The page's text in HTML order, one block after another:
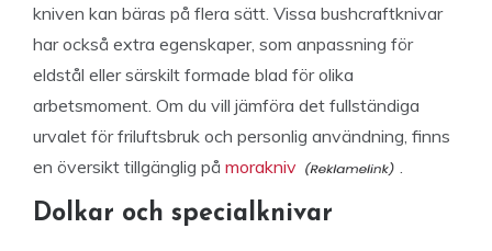
kniven kan bäras på flera sätt. Vissa bushcraftknivar
har också extra egenskaper, som anpassning för
eldstål eller särskilt formade blad för olika
arbetsmoment. Om du vill jämföra det fullständiga
urvalet för friluftsbruk och personlig användning, finns
en översikt tillgänglig på morakniv .
Dolkar och specialknivar